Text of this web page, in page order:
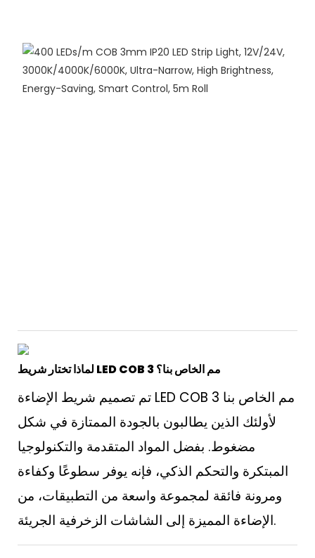
لماذا تختار شريط LED COB 3 مم الخاص بنا؟
تم تصميم شريط الإضاءة LED COB 3 مم الخاص بنا
لأولئك الذين يطالبون بالجودة الممتازة في شكل
مضغوط. بفضل المواد المتقدمة والتكنولوجيا
المبتكرة والتحكم الذكي، فإنه يوفر سطوعًا وكفاءة
ومرونة فائقة لمجموعة واسعة من التطبيقات، من
الإضاءة المميزة إلى الشاشات الزخرفية الجريئة.